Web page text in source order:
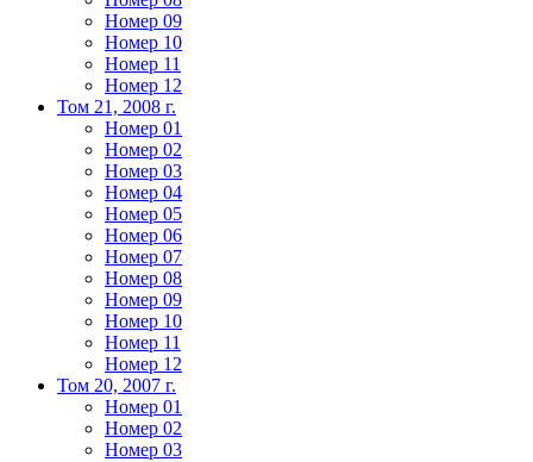
Номер 09
Номер 10
Номер 11
Номер 12
Том 21, 2008 г.
Номер 01
Номер 02
Номер 03
Номер 04
Номер 05
Номер 06
Номер 07
Номер 08
Номер 09
Номер 10
Номер 11
Номер 12
Том 20, 2007 г.
Номер 01
Номер 02
Номер 03